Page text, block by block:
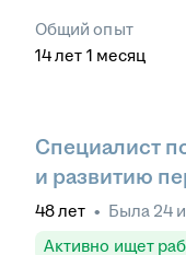
Общий опыт
14лет 1 месяц
Специалист
и развитию
48лет • Была 24
Активно ищет